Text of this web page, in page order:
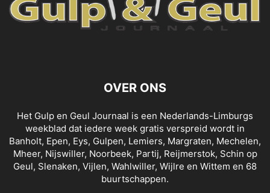
OVER ONS
Het Gulp en Geul Journaal is een Nederlands-Limburgs
weekblad dat iedere week gratis verspreid wordt in
Banholt, Epen, Eys, Gulpen, Lemiers, Margraten, Mechelen,
Mheer, Nijswiller, Noorbeek, Partij, Reijmerstok, Schin op
Geul, Slenaken, Vijlen, Wahlwiller, Wijlre en Wittem en 68
buurtschappen.